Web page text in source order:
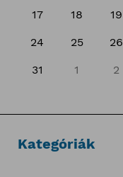
17 18 19
24 25 26
31 1 2
Kategóriák